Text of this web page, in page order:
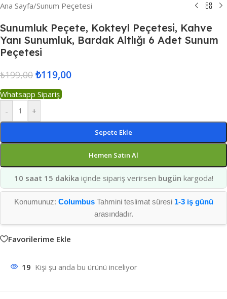
Ana Sayfa/Sunum Peçetesi
Sunumluk Peçete, Kokteyl Peçetesi, Kahve
Yanı Sunumluk, Bardak Altlığı 6 Adet Sunum
Peçetesi
₺199,00 ₺119,00
Whatsapp Sipariş
-
+
Sepete Ekle
Hemen Satın Al
10 saat 15 dakika içinde sipariş verirsen bugün kargoda!
Konumunuz: ColumbusTahmini teslimat süresi 1-3 iş günü
arasındadır.
Favorilerime Ekle
19 Kişi şu anda bu ürünü inceliyor